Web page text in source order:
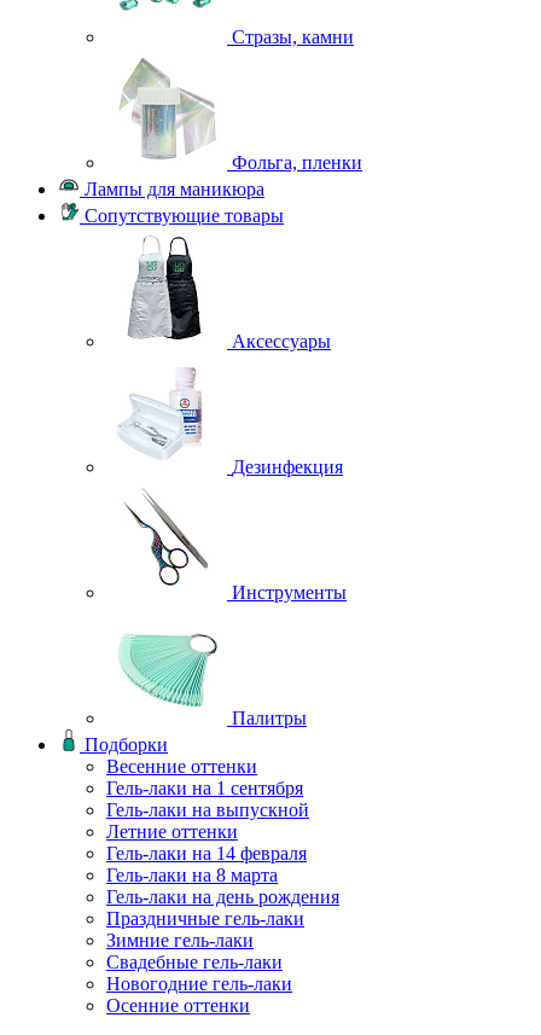
Стразы, камни
Фольга, пленки
Лампы для маникюра
Сопутствующие товары
Аксессуары
Дезинфекция
Инструменты
Палитры
Подборки
Весенние оттенки
Гель-лаки на 1 сентября
Гель-лаки на выпускной
Летние оттенки
Гель-лаки на 14 февраля
Гель-лаки на 8 марта
Гель-лаки на день рождения
Праздничные гель-лаки
Зимние гель-лаки
Свадебные гель-лаки
Новогодние гель-лаки
Осенние оттенки